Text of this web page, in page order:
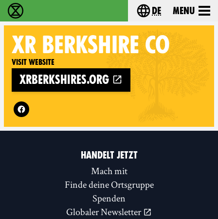
extinction rebellion - Home Choose your
de Menu
XR BERKSHIRE CO
Visit website
xrberkshires.org
Follow XR Berkshire Co on
HANDELT JETZT
Mach mit
Finde deine Ortsgruppe
Spenden
Globaler Newsletter